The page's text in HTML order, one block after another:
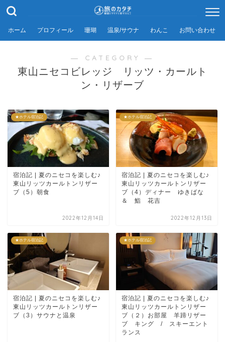
ホーム プロフィール 珊瑚 温泉/サウナ わんこ お問い合わせ
― CATEGORY ―
東山ニセコビレッジ リッツ・カールト
ン・リザーブ
★ホテル宿泊記
宿泊記 | 夏のニセコを楽しむ♪
東山リッツカールトンリザー
ブ（5）朝食
2022年12月14日
★ホテル宿泊記
宿泊記 | 夏のニセコを楽しむ♪
東山リッツカールトンリザー
ブ（4）ディナー ゆきばな
＆ 鮨 花吉
2022年12月13日
★ホテル宿泊記
宿泊記 | 夏のニセコを楽しむ♪
東山リッツカールトンリザー
ブ（3）サウナと温泉
★ホテル宿泊記
宿泊記 | 夏のニセコを楽しむ♪
東山リッツカールトンリザー
ブ（２）お部屋 羊蹄リザー
ブ キング / スキーエント
ランス